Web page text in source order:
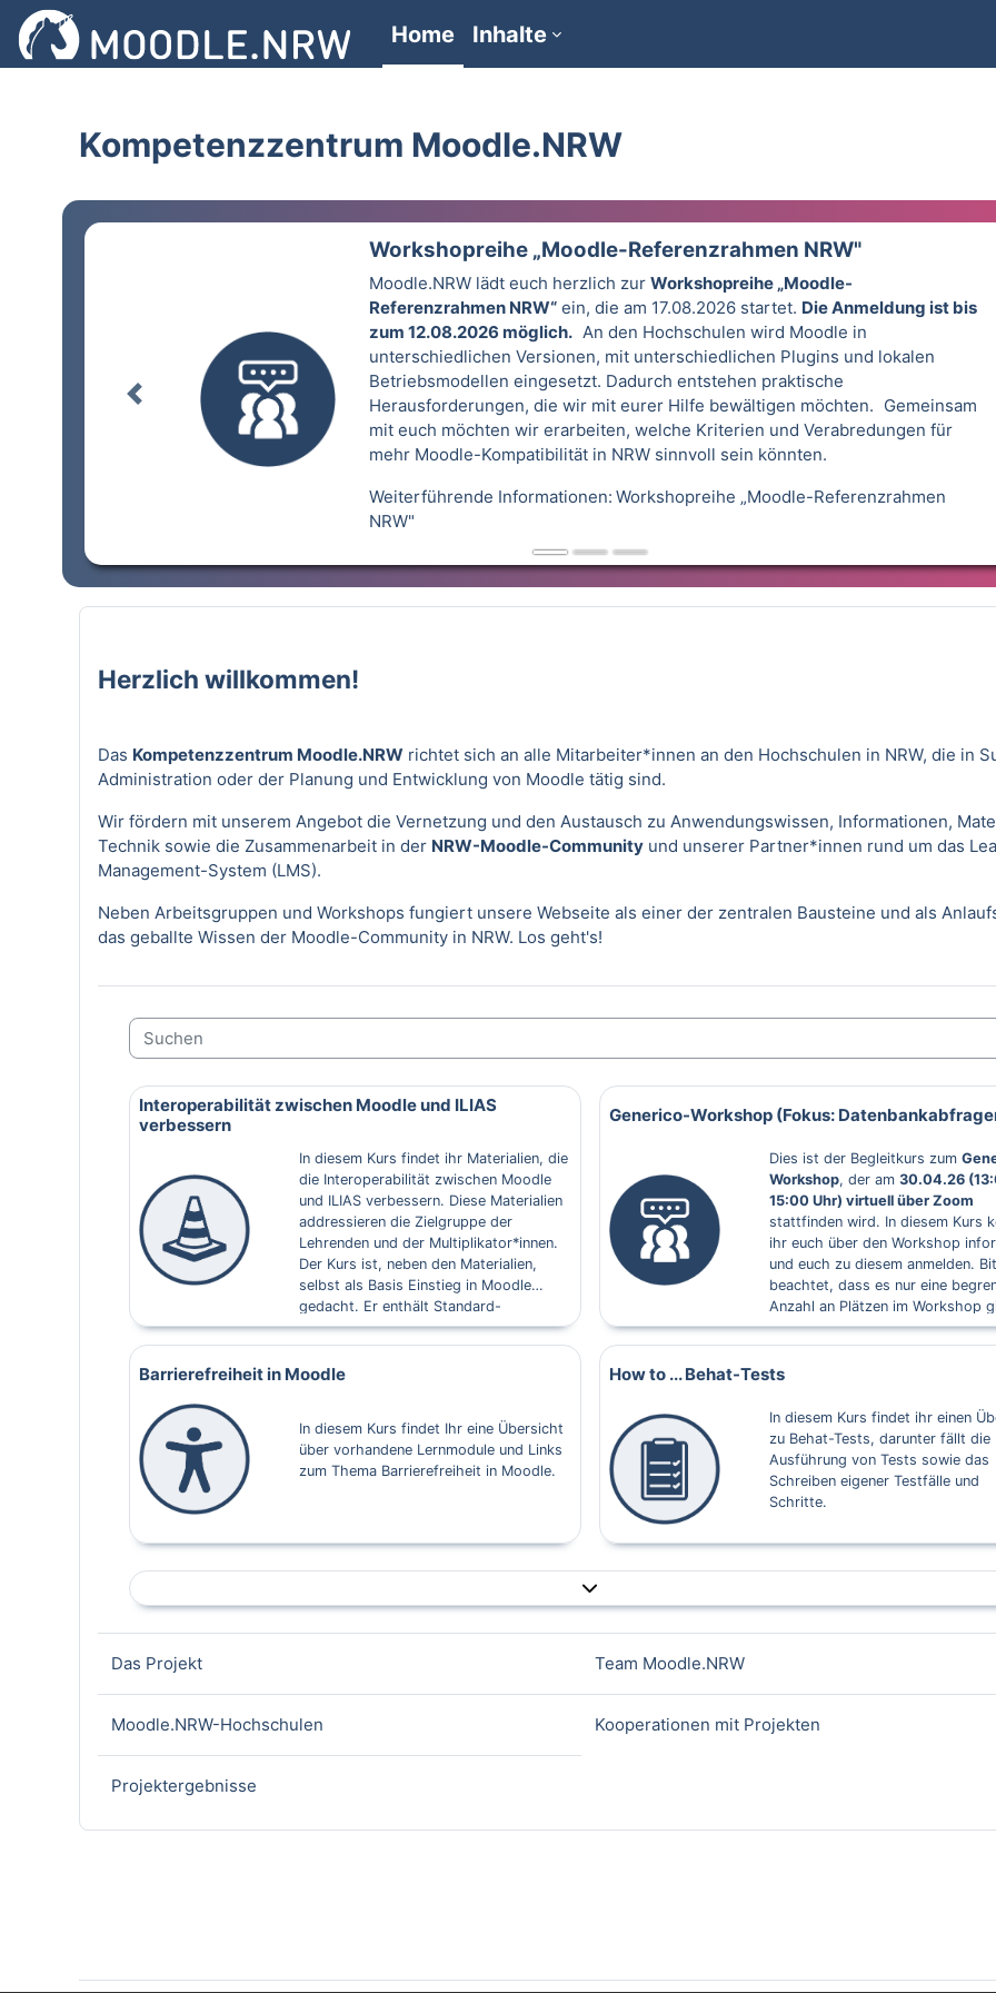
Skip to main content
Home Inhalte
Kompetenzzentrum Moodle.NRW
Workshopreihe „Moodle-Referenzrahmen NRW"
Moodle.NRW lädt euch herzlich zur Workshopreihe „Moodle-
Referenzrahmen NRW“ein, die am 17.08.2026 startet. Die Anmeldung ist bis
zum 12.08.2026 möglich. An den Hochschulen wird Moodle in
unterschiedlichen Versionen, mit unterschiedlichen Plugins und lokalen
Betriebsmodellen eingesetzt. Dadurch entstehen praktische
Herausforderungen, die wir mit eurer Hilfe bewältigen möchten. Gemeinsam
mit euch möchten wir erarbeiten, welche Kriterien und Verabredungen für
mehr Moodle-Kompatibilität in NRW sinnvoll sein könnten.
Weiterführende Informationen: Workshopreihe „Moodle-Referenzrahmen
NRW"
prev
Herzlich willkommen!
Das Kompetenzzentrum Moodle.NRW richtet sich an alle Mitarbeiter*innen an den Hochschulen in NRW, die in
Administration oder der Planung und Entwicklung von Moodle tätig sind.
Wir fördern mit unserem Angebot die Vernetzung und den Austausch zu Anwendungswissen, Informationen,
Technik sowie die Zusammenarbeit in der NRW-Moodle-Community und unserer Partner*innen rund um das
Management-System (LMS).
Neben Arbeitsgruppen und Workshops fungiert unsere Webseite als einer der zentralen Bausteine und als
das geballte Wissen der Moodle-Community in NRW. Los geht's!
Suchen
Interoperabilität zwischen Moodle und ILIAS
verbessern
In diesem Kurs findet ihr Materialien, die
die Interoperabilität zwischen Moodle
und ILIAS verbessern. Diese Materialien
addressieren die Zielgruppe der
Lehrenden und der Multiplikator*innen.
Der Kurs ist, neben den Materialien,
selbst als Basis Einstieg in Moodle
gedacht. Er enthält Standard-
Aktivitäten und wird durch eine
Nutzertour ergänzt, die die Orientierung
auf der Moodle-Oberfläche erleichtert.
Generico-Workshop (Fokus:
Dies ist der Begleitkurs zum
Workshop, der am 30.04.26
15:00 Uhr) virtuell über Zoom
stattfinden wird. In diesem Kurs
ihr euch über den Workshop
und euch zu diesem anmelden.
beachtet, dass es nur eine
Anzahl an Plätzen im Workshop
Barrierefreiheit in Moodle
In diesem Kurs findet Ihr eine Übersicht
über vorhandene Lernmodule und Links
zum Thema Barrierefreiheit in Moodle.
How to ... Behat-Tests
In diesem Kurs findet ihr einen
zu Behat-Tests, darunter fällt die
Ausführung von Tests sowie das
Schreiben eigener Testfälle und
Schritte.
Das ProjektPage Team Moodle.NRWPage
Moodle.NRW-Hochschulen Kooperationen mit ProjektenPage
Projektergebnisse